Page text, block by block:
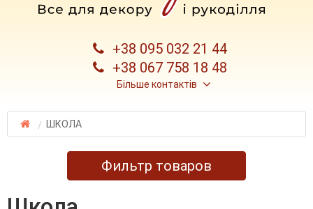
+38 095 032 21 44
+38 067 758 18 48
Більше контактів
ШКОЛА
Фильтр товаров